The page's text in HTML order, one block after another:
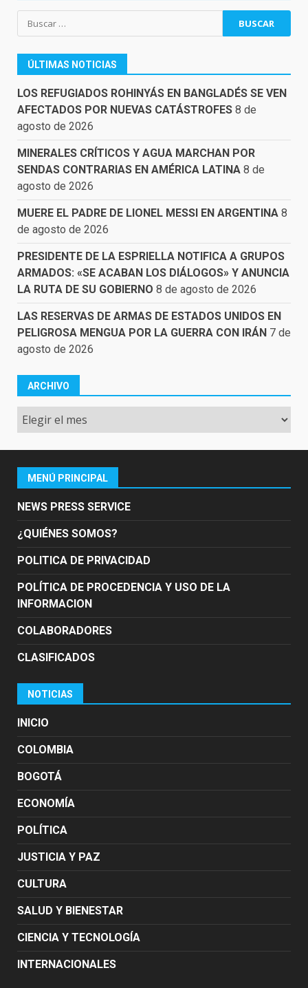
Buscar:
ÚLTIMAS NOTICIAS
LOS REFUGIADOS ROHINYÁS EN BANGLADÉS SE VEN
AFECTADOS POR NUEVAS CATÁSTROFES 8 de
agosto de 2026
MINERALES CRÍTICOS Y AGUA MARCHAN POR
SENDAS CONTRARIAS EN AMÉRICA LATINA 8 de
agosto de 2026
MUERE EL PADRE DE LIONEL MESSI EN ARGENTINA 8
de agosto de 2026
PRESIDENTE DE LA ESPRIELLA NOTIFICA A GRUPOS
ARMADOS: «SE ACABAN LOS DIÁLOGOS» Y ANUNCIA
LA RUTA DE SU GOBIERNO 8 de agosto de 2026
LAS RESERVAS DE ARMAS DE ESTADOS UNIDOS EN
PELIGROSA MENGUA POR LA GUERRA CON IRÁN 7 de
agosto de 2026
ARCHIVO
Archivo
MENÚ PRINCIPAL
NEWS PRESS SERVICE
¿QUIÉNES SOMOS?
POLITICA DE PRIVACIDAD
POLÍTICA DE PROCEDENCIA Y USO DE LA
INFORMACION
COLABORADORES
CLASIFICADOS
NOTICIAS
INICIO
COLOMBIA
BOGOTÁ
ECONOMÍA
POLÍTICA
JUSTICIA Y PAZ
CULTURA
SALUD Y BIENESTAR
CIENCIA Y TECNOLOGÍA
INTERNACIONALES